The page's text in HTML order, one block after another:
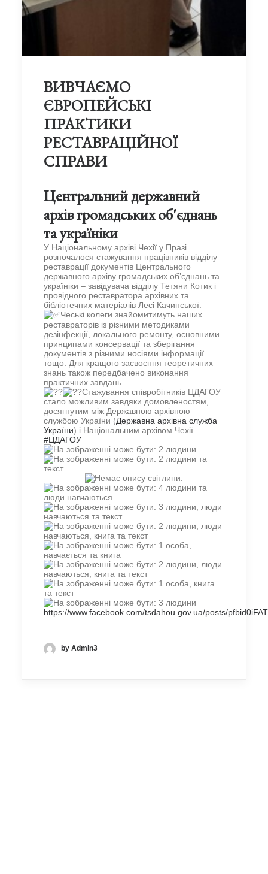
ВИВЧАЄМО
ЄВРОПЕЙСЬКІ
ПРАКТИКИ
РЕСТАВРАЦІЙНОЇ
СПРАВИ
Центральний державний
архів громадських об'єднань
та україніки
У Національному архіві Чехії у Празі
розпочалося стажування працівників відділу
реставрації документів Центрального
державного архіву громадських об’єднань та
україніки – завідувача відділу Тетяни Котик і
провідного реставратора архівних та
бібліотечних матеріалів Лесі Качинської.
Чеські колеги знайомитимуть наших
реставраторів із різними методиками
дезінфекції, локального ремонту, основними
принципами консервації та зберігання
документів з різними носіями інформації
тощо. Для кращого засвоєння теоретичних
знань також передбачено виконання
практичних завдань.
Стажування співробітників ЦДАГОУ
стало можливим завдяки домовленостям,
досягнутим між Державною архівною
службою України (Державна архівна служба
України) і Національним архівом Чехії.
#ЦДАГОУ
https://www.facebook.com/tsdahou.gov.ua/posts/
by Admin3